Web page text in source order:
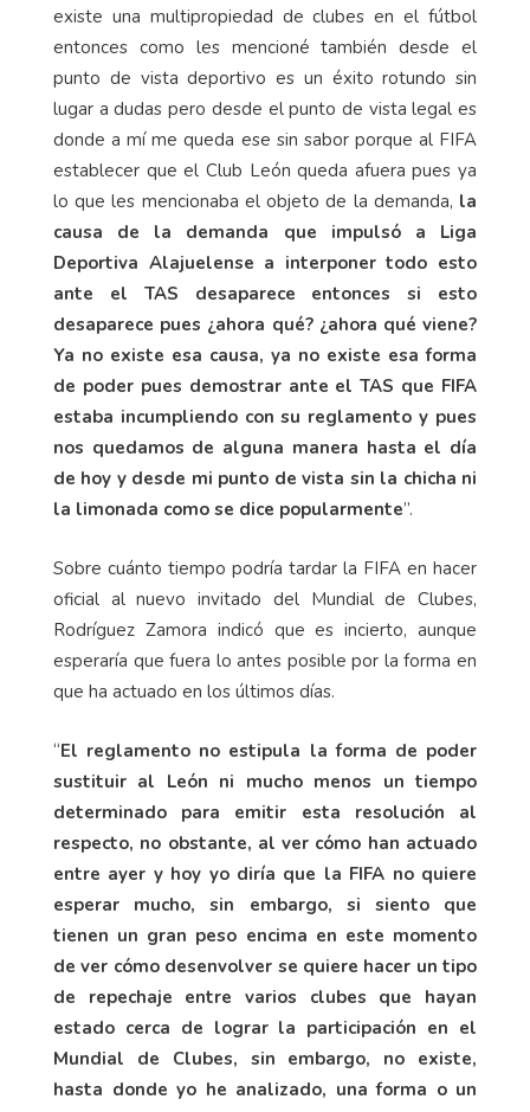
existe una multipropiedad de clubes en el fútbol
entonces como les mencioné también desde el
punto de vista deportivo es un éxito rotundo sin
lugar a dudas pero desde el punto de vista legal es
donde a mí me queda ese sin sabor porque al FIFA
establecer que el Club León queda afuera pues ya
lo que les mencionaba el objeto de la demanda, la
causa de la demanda que impulsó a Liga
Deportiva Alajuelense a interponer todo esto
ante el TAS desaparece entonces si esto
desaparece pues ¿ahora qué? ¿ahora qué viene?
Ya no existe esa causa, ya no existe esa forma
de poder pues demostrar ante el TAS que FIFA
estaba incumpliendo con su reglamento y pues
nos quedamos de alguna manera hasta el día
de hoy y desde mi punto de vista sin la chicha ni
la limonada como se dice popularmente”.
Sobre cuánto tiempo podría tardar la FIFA en hacer
oficial al nuevo invitado del Mundial de Clubes,
Rodríguez Zamora indicó que es incierto, aunque
esperaría que fuera lo antes posible por la forma en
que ha actuado en los últimos días.
“El reglamento no estipula la forma de poder
sustituir al León ni mucho menos un tiempo
determinado para emitir esta resolución al
respecto, no obstante, al ver cómo han actuado
entre ayer y hoy yo diría que la FIFA no quiere
esperar mucho, sin embargo, si siento que
tienen un gran peso encima en este momento
de ver cómo desenvolver se quiere hacer un tipo
de repechaje entre varios clubes que hayan
estado cerca de lograr la participación en el
Mundial de Clubes, sin embargo, no existe,
hasta donde yo he analizado, una forma o un